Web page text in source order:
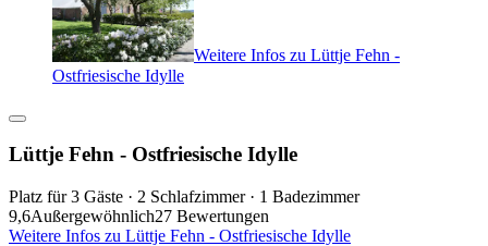
Weitere Infos zu Lüttje Fehn -
Ostfriesische Idylle
Lüttje Fehn - Ostfriesische Idylle
Platz für 3 Gäste · 2 Schlafzimmer · 1 Badezimmer
9,6Außergewöhnlich27 Bewertungen
Weitere Infos zu Lüttje Fehn - Ostfriesische Idylle